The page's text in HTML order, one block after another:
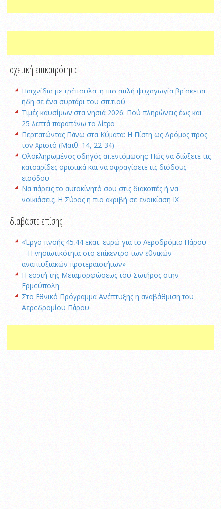
σχετική επικαιρότητα
Παιχνίδια με τράπουλα: η πιο απλή ψυχαγωγία βρίσκεται
ήδη σε ένα συρτάρι του σπιτιού
Τιμές καυσίμων στα νησιά 2026: Πού πληρώνεις έως και
25 λεπτά παραπάνω το λίτρο
Περπατώντας Πάνω στα Κύματα: Η Πίστη ως Δρόμος προς
τον Χριστό (Ματθ. 14, 22-34)
Ολοκληρωμένος οδηγός απεντόμωσης: Πώς να διώξετε τις
κατσαρίδες οριστικά και να σφραγίσετε τις διόδους
εισόδου
Να πάρεις το αυτοκίνητό σου στις διακοπές ή να
νοικιάσεις; Η Σύρος η πιο ακριβή σε ενοικίαση ΙΧ
διαβάστε επίσης
«Έργο πνοής 45,44 εκατ. ευρώ για το Αεροδρόμιο Πάρου
– Η νησιωτικότητα στο επίκεντρο των εθνικών
αναπτυξιακών προτεραιοτήτων»
Η εορτή της Μεταμορφώσεως του Σωτήρος στην
Ερμούπολη
Στο Εθνικό Πρόγραμμα Ανάπτυξης η αναβάθμιση του
Αεροδρομίου Πάρου